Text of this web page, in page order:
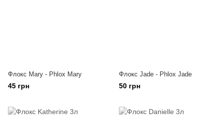
Флокс Mary - Phlox Mary
45 грн
Флокс Jade - Phlox Jade
50 грн